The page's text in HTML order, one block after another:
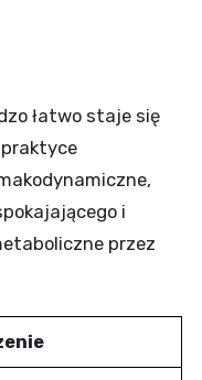
łatwo staje się
praktyce
i
przez